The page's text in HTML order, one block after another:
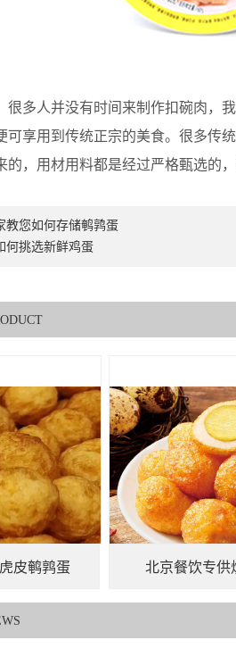
多人并没有时间来制作扣碗肉，
可享用到传统正宗的美食。很多传
，用材用料都是经过严格甄选的
教您如何存储鹌鹑蛋
何挑选新鲜鸡蛋
皮鹌鹑蛋 北京餐饮专供